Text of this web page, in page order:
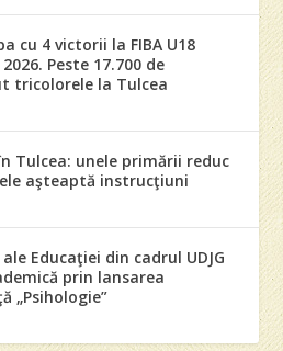
cu 4 victorii la FIBA U18
Peste 17.700 de
tricolorele la Tulcea
Tulcea: unele primării reduc
aşteaptă instrucţiuni
Educaţiei din cadrul UDJG
prin lansarea
„Psihologie”